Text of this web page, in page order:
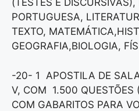
(TESTES E
PORTUGUESA,
TEXTO,
GEOGRAFIA,BIOLOGIA,
-20- 1 APOSTILA DE
V, COM 1.500 QUESTÕES
COM GABARITOS PARA